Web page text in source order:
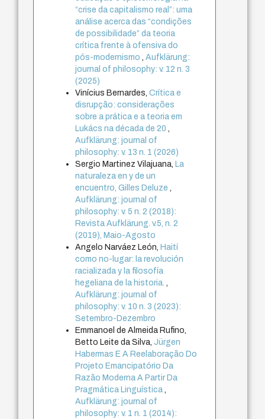
“crise da capitalismo real”: uma
análise acerca das “condições
de possibilidade” da teoria
crítica frente à ofensiva do
pós-modernismo,Aufklärung:
journal of philosophy: v. 12 n. 3
(2025)
Vinícius Bernardes,Crítica e
disrupção: considerações
sobre a prática e a teoria em
Lukács na década de 20,
Aufklärung: journal of
philosophy: v. 13 n. 1 (2026)
Sergio Martinez Vilajuana, La
naturaleza en y de un
encuentro, Gilles Deluze,
Aufklärung: journal of
philosophy: v. 5 n. 2 (2018):
Revista Aufklärung. v.5, n. 2
(2019), Maio-Agosto
Angelo Narváez León, Haití
como no-lugar: la revolución
racializada y la filosofía
hegeliana de la historia.,
Aufklärung: journal of
philosophy: v. 10 n. 3 (2023):
Setembro-Dezembro
Emmanoel de Almeida Rufino,
Betto Leite da Silva,Jürgen
Habermas E A Reelaboração Do
Projeto Emancipatório Da
Razão Moderna A Partir Da
Pragmática Linguística,
Aufklärung: journal of
philosophy: v. 1 n. 1 (2014):